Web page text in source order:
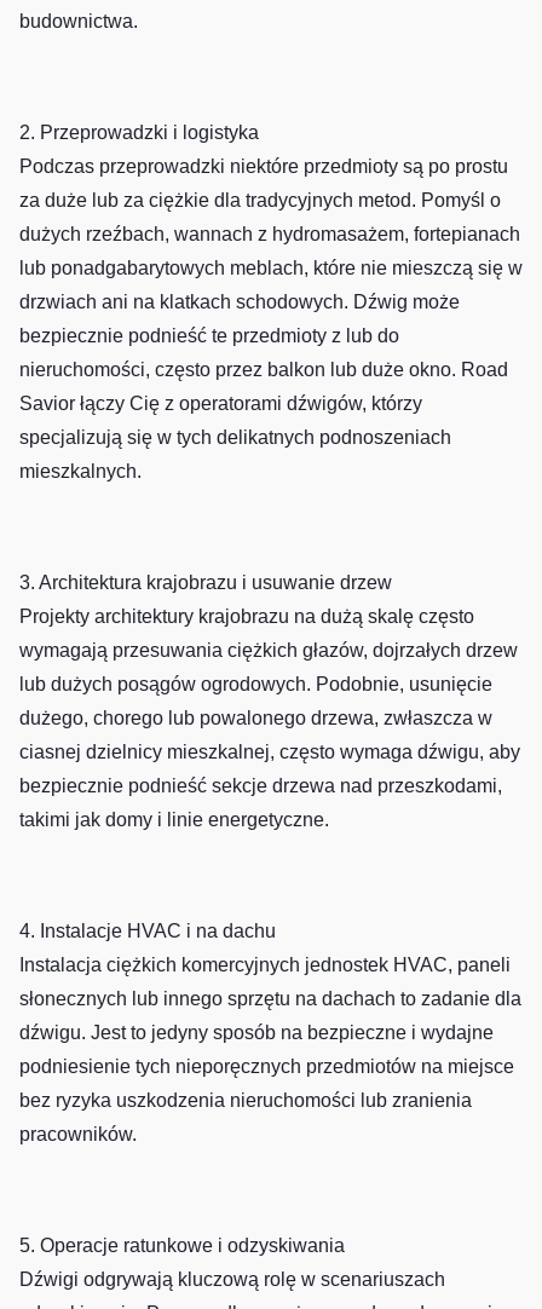
budownictwa.
2. Przeprowadzki i logistyka
Podczas przeprowadzki niektóre przedmioty są po prostu
za duże lub za ciężkie dla tradycyjnych metod. Pomyśl o
dużych rzeźbach, wannach z hydromasażem, fortepianach
lub ponadgabarytowych meblach, które nie mieszczą się w
drzwiach ani na klatkach schodowych. Dźwig może
bezpiecznie podnieść te przedmioty z lub do
nieruchomości, często przez balkon lub duże okno. Road
Savior łączy Cię z operatorami dźwigów, którzy
specjalizują się w tych delikatnych podnoszeniach
mieszkalnych.
3. Architektura krajobrazu i usuwanie drzew
Projekty architektury krajobrazu na dużą skalę często
wymagają przesuwania ciężkich głazów, dojrzałych drzew
lub dużych posągów ogrodowych. Podobnie, usunięcie
dużego, chorego lub powalonego drzewa, zwłaszcza w
ciasnej dzielnicy mieszkalnej, często wymaga dźwigu, aby
bezpiecznie podnieść sekcje drzewa nad przeszkodami,
takimi jak domy i linie energetyczne.
4. Instalacje HVAC i na dachu
Instalacja ciężkich komercyjnych jednostek HVAC, paneli
słonecznych lub innego sprzętu na dachach to zadanie dla
dźwigu. Jest to jedyny sposób na bezpieczne i wydajne
podniesienie tych nieporęcznych przedmiotów na miejsce
bez ryzyka uszkodzenia nieruchomości lub zranienia
pracowników.
5. Operacje ratunkowe i odzyskiwania
Dźwigi odgrywają kluczową rolę w scenariuszach